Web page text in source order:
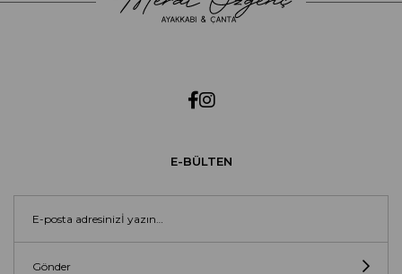
E-BÜLTEN
Gönder